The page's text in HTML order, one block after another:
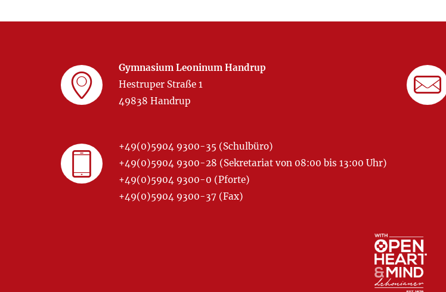
Gymnasium Leoninum Handrup
Hestruper Straße 1
49838 Handrup
+49(0)5904 9300-35 (Schulbüro)
+49(0)5904 9300-28 (Sekretariat von 08:00 bis 13:00 Uhr)
+49(0)5904 9300-0 (Pforte)
+49(0)5904 9300-37 (Fax)